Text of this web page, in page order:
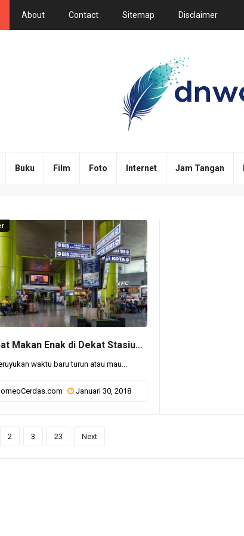
About Contact Sitemap Disclaimer
Buku Film Foto Internet Jam Tangan
Tempat Makan Enak di Dekat Stasiun Kereta Api di Jakarta
waktu baru turun atau mau...
Januari 30, 2018
2 3 23 Next